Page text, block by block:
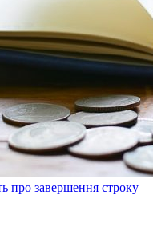
про завершення строку